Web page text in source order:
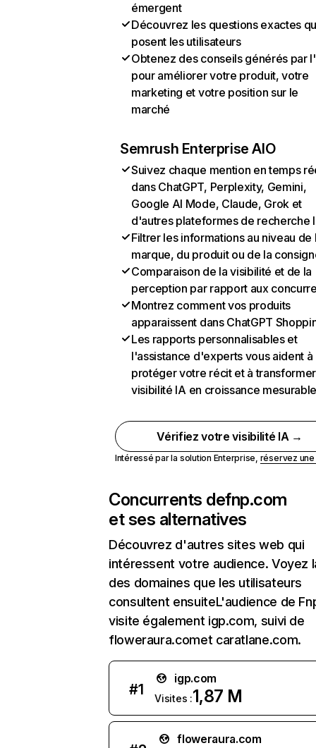
émergent
Découvrez les questions exactes
posent les utilisateurs
Obtenez des conseils générés par
pour améliorer votre produit, votre
marketing et votre position sur le
marché
Semrush Enterprise AIO
Suivez chaque mention en temps
dans ChatGPT, Perplexity, Gemini,
Google AI Mode, Claude, Grok et
d'autres plateformes de recherche
Filtrer les informations au niveau de
marque, du produit ou de la
Comparaison de la visibilité et de la
perception par rapport aux
Montrez comment vos produits
apparaissent dans ChatGPT
Les rapports personnalisables et
l'assistance d'experts vous aident à
protéger votre récit et à
visibilité IA en croissance
Vérifiez votre visibilité IA →
Intéressé par la solution Enterprise, réservez
Concurrents defnp.com
et ses alternatives
Découvrez d'autres sites web qui
intéressent votre audience. Voyez
des domaines que les utilisateurs
consultent ensuiteL'audience de
visite également igp.com, suivi de
floweraura.comet caratlane.com.
#1
igp.com
Visites :1,87 M
floweraura.com